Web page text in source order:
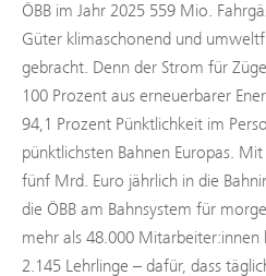
ÖBB im Jahr 2025 559 Mio.
Güter klimaschonend und
gebracht. Denn der Strom für
100 Prozent aus erneuerbarer
94,1 Prozent Pünktlichkeit im
pünktlichsten Bahnen Europas.
fünf Mrd. Euro jährlich in die
die ÖBB am Bahnsystem für
mehr als 48.000 Mitarbeiter:innen
2.145 Lehrlinge – dafür, dass